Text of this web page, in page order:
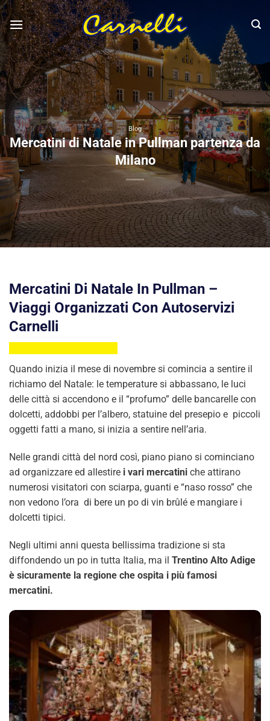
Salta
ai
contenuti
Blog
Mercatini di Natale in Pullman partenza da
Milano
Mercatini Di Natale In Pullman –
Viaggi Organizzati Con Autoservizi
Carnelli
Quando inizia il mese di novembre si comincia a sentire il
richiamo del Natale: le temperature si abbassano, le luci
delle città si accendono e il “profumo” delle bancarelle con
dolcetti, addobbi per l’albero, statuine del presepio e piccoli
oggetti fatti a mano, si inizia a sentire nell’aria.
Nelle grandi città del nord così, piano piano si cominciano
ad organizzare ed allestire i vari mercatini che attirano
numerosi visitatori con sciarpa, guanti e “naso rosso” che
non vedono l’ora di bere un po di vin brûlé e mangiare i
dolcetti tipici.
Negli ultimi anni questa bellissima tradizione si sta
diffondendo un po in tutta Italia, ma il Trentino Alto Adige
è sicuramente la regione che ospita i più famosi
mercatini.